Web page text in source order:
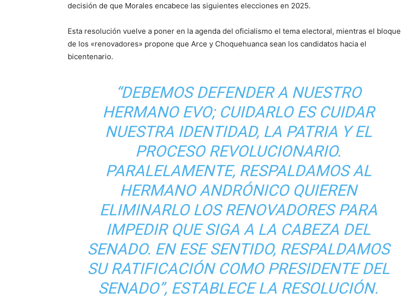
decisión de que Morales encabece las siguientes elecciones en 2025.
Esta resolución vuelve a poner en la agenda del oficialismo el tema electoral, mientras el bloque
de los «renovadores» propone que Arce y Choquehuanca sean los candidatos hacia el
bicentenario.
“DEBEMOS DEFENDER A NUESTRO
HERMANO EVO; CUIDARLO ES CUIDAR
NUESTRA IDENTIDAD, LA PATRIA Y EL
PROCESO REVOLUCIONARIO.
PARALELAMENTE, RESPALDAMOS AL
HERMANO ANDRÓNICO QUIEREN
ELIMINARLO LOS RENOVADORES PARA
IMPEDIR QUE SIGA A LA CABEZA DEL
SENADO. EN ESE SENTIDO, RESPALDAMOS
SU RATIFICACIÓN COMO PRESIDENTE DEL
SENADO”, ESTABLECE LA RESOLUCIÓN.